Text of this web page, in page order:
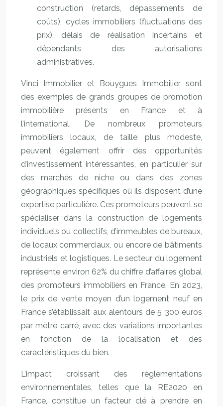
construction (retards, dépassements de
coûts), cycles immobiliers (fluctuations des
prix), délais de réalisation incertains et
dépendants des autorisations
administratives.
Vinci Immobilier et Bouygues Immobilier sont
des exemples de grands groupes de promotion
immobilière présents en France et à
l’international. De nombreux promoteurs
immobiliers locaux, de taille plus modeste,
peuvent également offrir des opportunités
d’investissement intéressantes, en particulier sur
des marchés de niche ou dans des zones
géographiques spécifiques où ils disposent d’une
expertise particulière. Ces promoteurs peuvent se
spécialiser dans la construction de logements
individuels ou collectifs, d’immeubles de bureaux,
de locaux commerciaux, ou encore de bâtiments
industriels et logistiques. Le secteur du logement
représente environ 62% du chiffre d’affaires global
des promoteurs immobiliers en France. En 2023,
le prix de vente moyen d’un logement neuf en
France s’établissait aux alentours de 5 300 euros
par mètre carré, avec des variations importantes
en fonction de la localisation et des
caractéristiques du bien.
L’impact croissant des réglementations
environnementales, telles que la RE2020 en
France, constitue un facteur clé à prendre en